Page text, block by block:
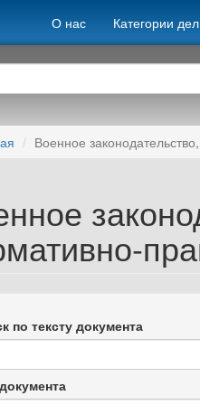
О нас Категории дел
Военное
по тексту документа